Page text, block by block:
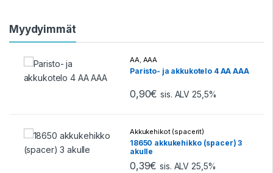
Myydyimmät
AA, AAA
Paristo- ja akkukotelo 4 AA AAA
0,90€ sis. ALV 25,5%
Akkukehikot (spacerit)
18650 akkukehikko (spacer) 3
akulle
0,39€ sis. ALV 25,5%